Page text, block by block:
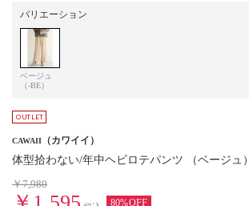
バリエーション
ベージュ
（-BE）
CAWAII （カワイイ）
体型拾わない/年中ヘビロテパンツ （ベージュ）
￥7,980
80%OFF